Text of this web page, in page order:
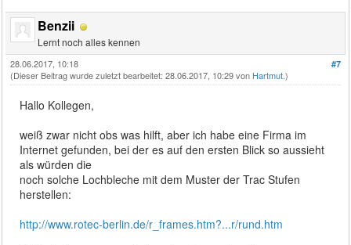
Benzii
Lernt noch alles kennen
#7
28.06.2017, 10:18
(Dieser Beitrag wurde zuletzt bearbeitet: 28.06.2017, 10:29 von Hartmut.)
Hallo Kollegen,
weiß zwar nicht obs was hilft, aber ich habe eine Firma im
Internet gefunden, bei der es auf den ersten Blick so aussieht
als würden die
noch solche Lochbleche mit dem Muster der Trac Stufen
herstellen:
http://www.rotec-berlin.de/r_frames.htm?...r/rund.htm